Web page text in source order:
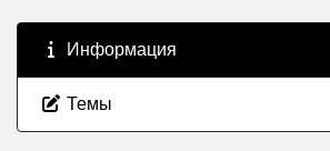
Информация
Темы